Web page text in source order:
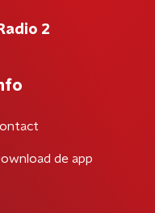
2
de app